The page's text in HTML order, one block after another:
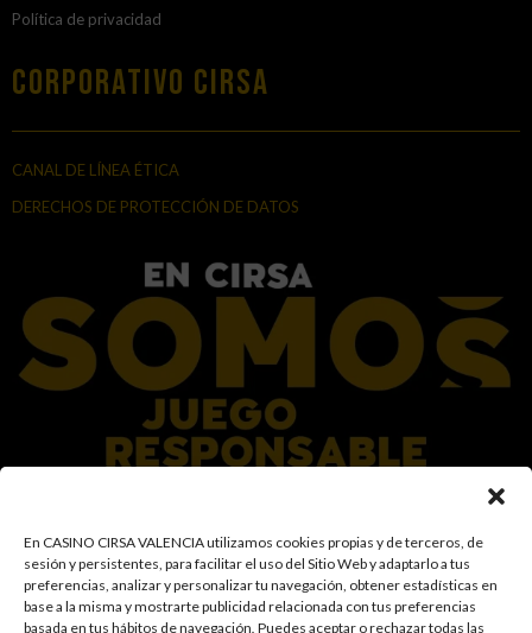
En CASINO CIRSA VALENCIA utilizamos cookies propias y de terceros, de
sesión y persistentes, para facilitar el uso del Sitio Web y adaptarlo a tus
preferencias, analizar y personalizar tu navegación, obtener estadísticas en
base a la misma y mostrarte publicidad relacionada con tus preferencias
basada en tus hábitos de navegación. Puedes aceptar o rechazar todas las
Política de privacidad
Corporativo Cirsa
CANAL DE LÍNEA ÉTICA
DERECHOS DE PROTECCIÓN DE DATOS
En el Grupo CIRSA promovemos una actitud responsable hacia el juego,
garantizando un entorno seguro y transparente para nuestros clientes y
facilitamos medidas e información para que el juego sea siempre diversión y
entretenimiento, sin utilizarse como vía para afrontar problemas económicos
o emocionales. El acceso está prohibido a menores de 18 años y a las